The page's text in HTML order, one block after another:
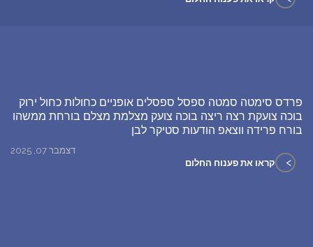
פרדס סימטה סמטה ספסל ספסלים אופניים כחולות כחול ירוק
בוכה צועקת רצה ריצה בוכה צועק מצלמת מצלם בורחת ממשהו
בורח פרידה ווצאפ הודעות סטיקר לבן
דצמבר 07, 2025
> קראו את פענוח החלום